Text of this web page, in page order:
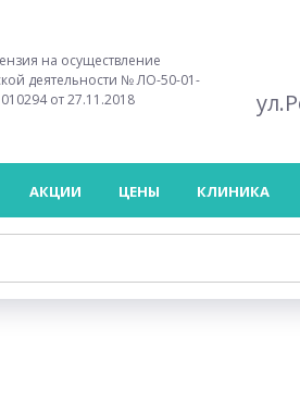
на осуществление
деятельности № ЛО-50-01-
010294 от 27.11.2018
АКЦИИ ЦЕНЫ КЛИНИКА